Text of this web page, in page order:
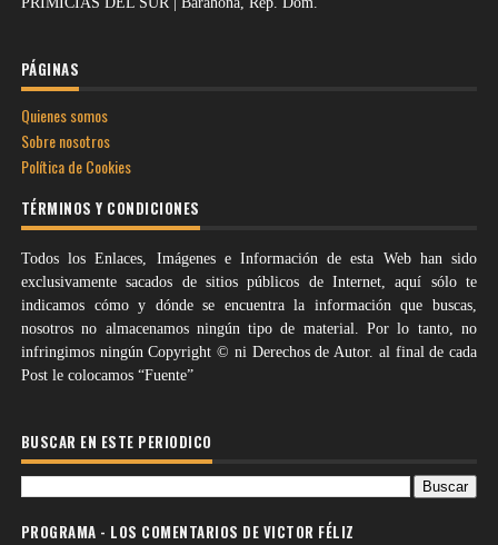
PÁGINAS
Quienes somos
Sobre nosotros
Política de Cookies
TÉRMINOS Y CONDICIONES
Todos los Enlaces, Imágenes e Información de esta Web han sido
exclusivamente sacados de sitios públicos de Internet, aquí sólo te
indicamos cómo y dónde se encuentra la información que buscas,
nosotros no almacenamos ningún tipo de material. Por lo tanto, no
infringimos ningún Copyright © ni Derechos de Autor. al final de cada
Post le colocamos “Fuente”
BUSCAR EN ESTE PERIODICO
PROGRAMA - LOS COMENTARIOS DE VICTOR FÉLIZ